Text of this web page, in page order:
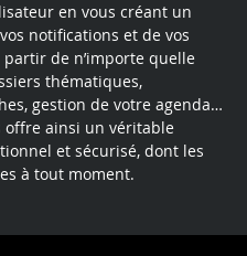
en vous créant un
notifications et de vos
de n’importe quelle
thématiques,
gestion de votre agenda…
offre ainsi un véritable
et sécurisé, dont les
à tout moment.